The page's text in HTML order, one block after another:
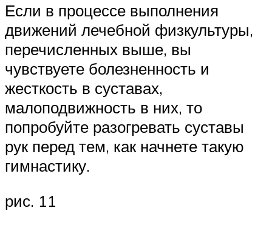
Если в процессе выполнения
движений лечебной физкультуры,
перечисленных выше, вы
чувствуете болезненность и
жесткость в суставах,
малоподвижность в них, то
попробуйте разогревать суставы
рук перед тем, как начнете такую
гимнастику.
рис. 11